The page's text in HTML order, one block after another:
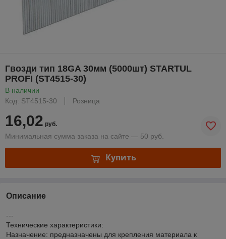
Гвозди тип 18GA 30мм (5000шт) STARTUL
PROFI (ST4515-30)
В наличии
Код: ST4515-30
Розница
16,02 руб.
Минимальная сумма заказа на сайте — 50 руб.
Купить
Описание
---
Технические характеристики:
Назначение: предназначены для крепления материала к